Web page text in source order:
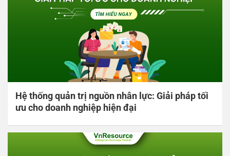
Hệ thống quản trị nguồn nhân lực: Giải pháp tối
ưu cho doanh nghiệp hiện đại